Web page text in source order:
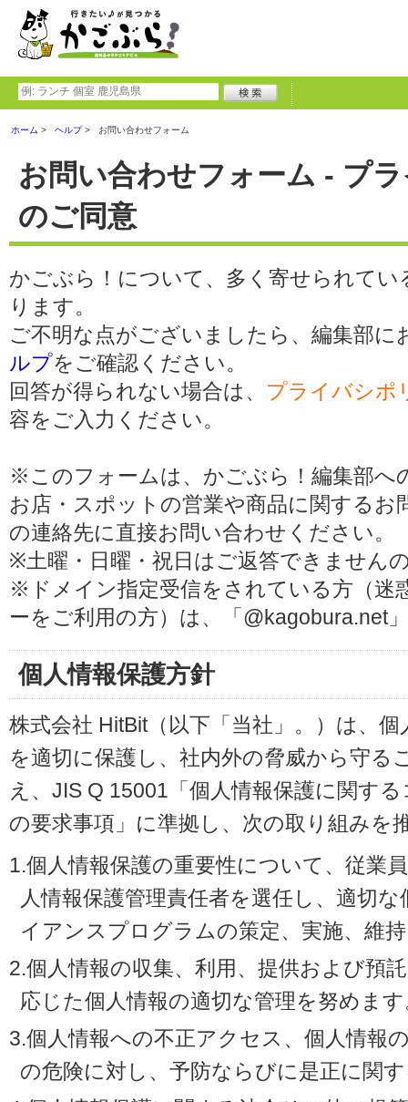
ホーム ヘルプ お問い合わせフォーム
お問い合わせフォーム - プ
のご同意
かごぶら！について、多く寄せられてい
ります。
ご不明な点がございましたら、編集部
ルプをご確認ください。
回答が得られない場合は、 プライバシポ
容をご入力ください。
※このフォームは、かごぶら！編集部へ
お店・スポットの営業や商品に関する
の連絡先に直接お問い合わせください。
※土曜・日曜・祝日はご返答できません
※ドメイン指定受信をされている方（迷
ーをご利用の方）は、「@kagobura.net
個人情報保護方針
株式会社 HitBit（以下「当社」。）は、
を適切に保護し、社内外の脅威から守る
え、JIS Q 15001「個人情報保護に関す
の要求事項」に準拠し、次の取り組みを
1.個人情報保護の重要性について、従業
人情報保護管理責任者を選任し、適切
イアンスプログラムの策定、実施、維
2.個人情報の収集、利用、提供および預
応じた個人情報の適切な管理を努めま
3.個人情報への不正アクセス、個人情報
の危険に対し、予防ならびに是正に関